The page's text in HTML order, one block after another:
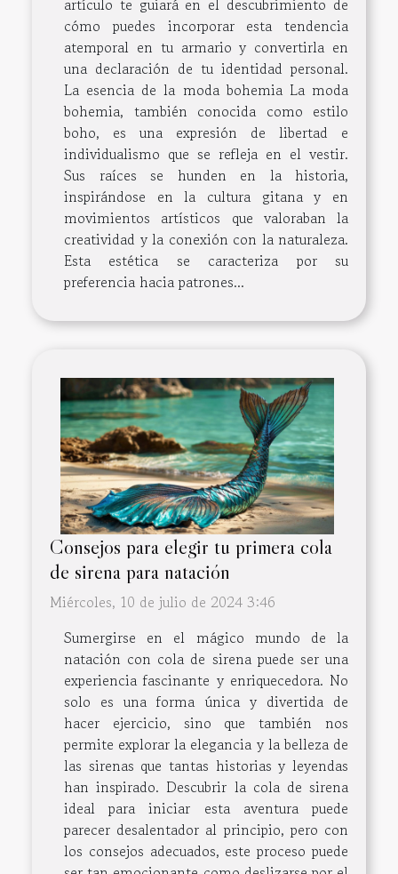
artículo te guiará en el descubrimiento de
cómo puedes incorporar esta tendencia
atemporal en tu armario y convertirla en
una declaración de tu identidad personal.
La esencia de la moda bohemia La moda
bohemia, también conocida como estilo
boho, es una expresión de libertad e
individualismo que se refleja en el vestir.
Sus raíces se hunden en la historia,
inspirándose en la cultura gitana y en
movimientos artísticos que valoraban la
creatividad y la conexión con la naturaleza.
Esta estética se caracteriza por su
preferencia hacia patrones...
Consejos para elegir tu primera cola
de sirena para natación
Miércoles, 10 de julio de 2024 3:46
Sumergirse en el mágico mundo de la
natación con cola de sirena puede ser una
experiencia fascinante y enriquecedora. No
solo es una forma única y divertida de
hacer ejercicio, sino que también nos
permite explorar la elegancia y la belleza de
las sirenas que tantas historias y leyendas
han inspirado. Descubrir la cola de sirena
ideal para iniciar esta aventura puede
parecer desalentador al principio, pero con
los consejos adecuados, este proceso puede